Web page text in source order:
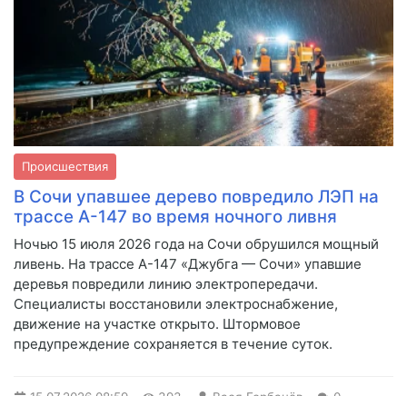
Происшествия
В Сочи упавшее дерево повредило ЛЭП на
трассе А-147 во время ночного ливня
Ночью 15 июля 2026 года на Сочи обрушился мощный
ливень. На трассе А-147 «Джубга — Сочи» упавшие
деревья повредили линию электропередачи.
Специалисты восстановили электроснабжение,
движение на участке открыто. Штормовое
предупреждение сохраняется в течение суток.